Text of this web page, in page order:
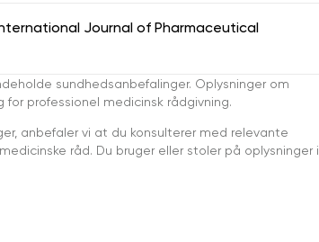
Journal of Pharmaceutical
sundhedsanbefalinger. Oplysninger om
professionel medicinsk rådgivning.
anbefaler vi at du konsulterer med relevante
råd. Du bruger eller stoler på oplysninger i